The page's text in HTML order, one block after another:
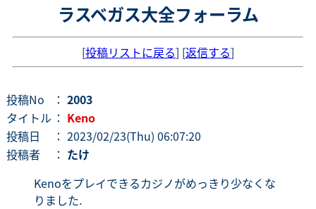
ラスベガス大全フォーラム
[投稿リストに戻る] [返信する]
投稿No ： 2003
タイトル ： Keno
投稿日
： 2023/02/23(Thu) 06:07:20
投稿者
： たけ
Kenoをプレイできるカジノがめっきり少なくな
りました.